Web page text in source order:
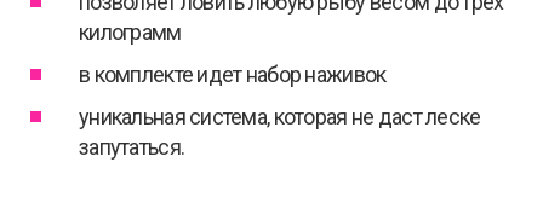
килограмм
в комплекте идет набор наживок
уникальная система, которая не даст леске
запутаться.